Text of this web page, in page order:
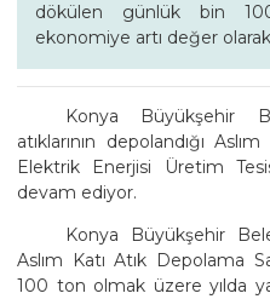
dökülen günlük bin
ekonomiye artı değer olarak
Konya Büyükşehir
atıklarının depolandığı
Elektrik Enerjisi Üretim
devam ediyor.
Konya Büyükşehir
Aslım Katı Atık Depolama
100 ton olmak üzere yılda